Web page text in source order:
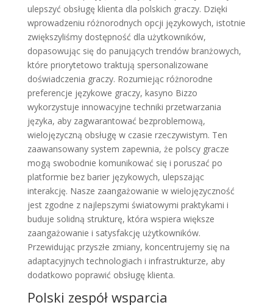
ulepszyć obsługę klienta dla polskich graczy. Dzięki
wprowadzeniu różnorodnych opcji językowych, istotnie
zwiększyliśmy dostępność dla użytkowników,
dopasowując się do panujących trendów branżowych,
które priorytetowo traktują spersonalizowane
doświadczenia graczy. Rozumiejąc różnorodne
preferencje językowe graczy, kasyno Bizzo
wykorzystuje innowacyjne techniki przetwarzania
języka, aby zagwarantować bezproblemową,
wielojęzyczną obsługę w czasie rzeczywistym. Ten
zaawansowany system zapewnia, że polscy gracze
mogą swobodnie komunikować się i poruszać po
platformie bez barier językowych, ulepszając
interakcję. Nasze zaangażowanie w wielojęzyczność
jest zgodne z najlepszymi światowymi praktykami i
buduje solidną strukturę, która wspiera większe
zaangażowanie i satysfakcję użytkowników.
Przewidując przyszłe zmiany, koncentrujemy się na
adaptacyjnych technologiach i infrastrukturze, aby
dodatkowo poprawić obsługę klienta.
Polski zespół wsparcia